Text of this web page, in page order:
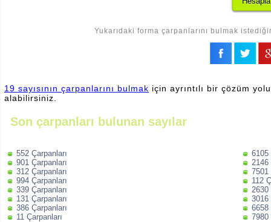
Yukarıdaki forma çarpanlarını bulmak
19 sayısının çarpanlarını bulmak için ayrıntılı bir çözüm
alabilirsiniz.
Son çarpanları bulunan sayılar
552 Çarpanları
901 Çarpanları
312 Çarpanları
994 Çarpanları
339 Çarpanları
131 Çarpanları
386 Çarpanları
11 Çarpanları
6105
2146
7501
112
2630
3016
6658
7980